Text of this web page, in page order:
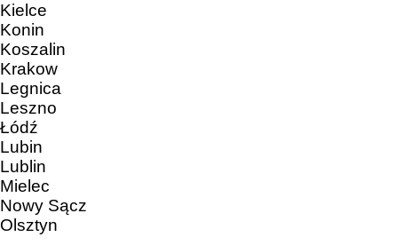
Kielce
Konin
Koszalin
Krakow
Legnica
Leszno
Łódź
Lubin
Lublin
Mielec
Nowy Sącz
Olsztyn